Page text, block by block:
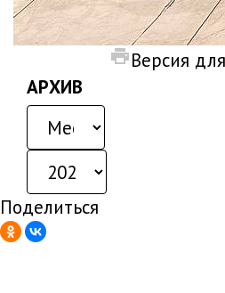
Версия
АРХИВ
Поделиться